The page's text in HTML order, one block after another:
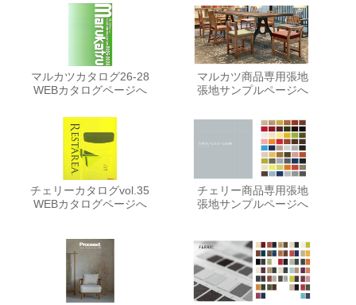
マルカツカタログ26-28
WEBカタログページへ
マルカツ商品専用張地
張地サンプルページへ
チェリーカタログvol.35
WEBカタログページへ
チェリー商品専用張地
張地サンプルページへ